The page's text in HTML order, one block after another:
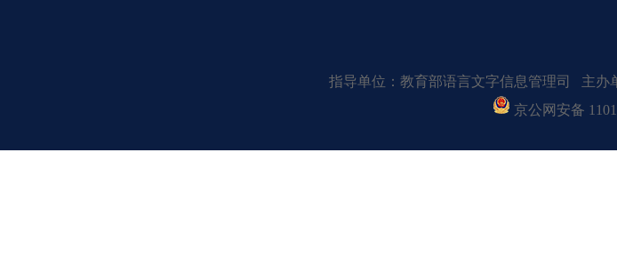
指导单位：教育部语言文字信息管理司 主办
京公网安备